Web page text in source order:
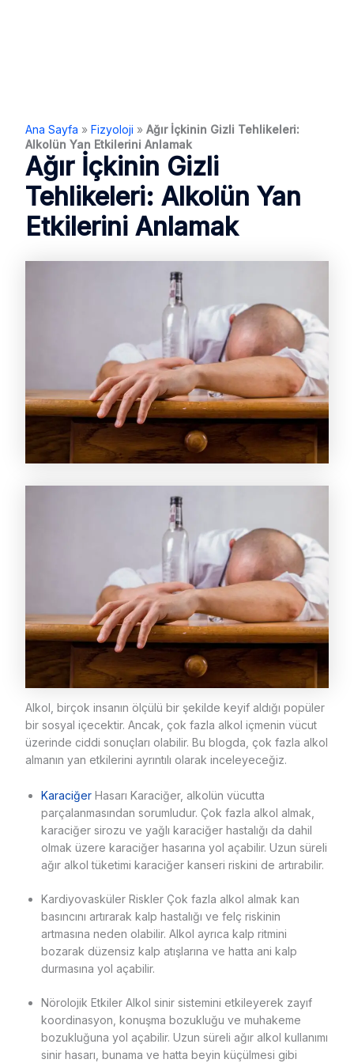
Ana Sayfa » Fizyoloji » Ağır İçkinin Gizli Tehlikeleri:
Alkolün Yan Etkilerini Anlamak
Ağır İçkinin Gizli
Tehlikeleri: Alkolün Yan
Etkilerini Anlamak
Alkol, birçok insanın ölçülü bir şekilde keyif aldığı popüler
bir sosyal içecektir. Ancak, çok fazla alkol içmenin vücut
üzerinde ciddi sonuçları olabilir. Bu blogda, çok fazla alkol
almanın yan etkilerini ayrıntılı olarak inceleyeceğiz.
KaraciğerHasarı Karaciğer, alkolün vücutta
parçalanmasından sorumludur. Çok fazla alkol almak,
karaciğer sirozu ve yağlı karaciğer hastalığı da dahil
olmak üzere karaciğer hasarına yol açabilir. Uzun süreli
ağır alkol tüketimi karaciğer kanseri riskini de artırabilir.
Kardiyovasküler Riskler Çok fazla alkol almak kan
basıncını artırarak kalp hastalığı ve felç riskinin
artmasına neden olabilir. Alkol ayrıca kalp ritmini
bozarak düzensiz kalp atışlarına ve hatta ani kalp
durmasına yol açabilir.
Nörolojik Etkiler Alkol sinir sistemini etkileyerek zayıf
koordinasyon, konuşma bozukluğu ve muhakeme
bozukluğuna yol açabilir. Uzun süreli ağır alkol kullanımı
sinir hasarı, bunama ve hatta beyin küçülmesi gibi